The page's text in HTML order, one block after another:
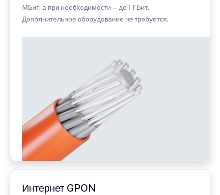
МБит, а при необходимости — до 1 ГБит.
Дополнительное оборудование не требуется.
Интернет GPON